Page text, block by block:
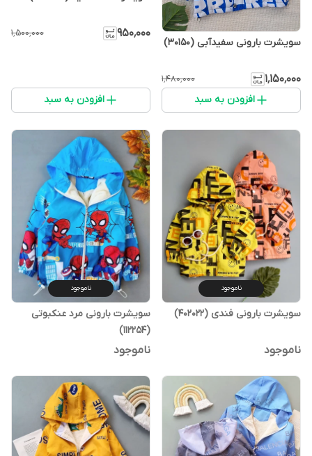
سویشرت بارونی سفیدآبی (30150)
۱٬۱۵۰٬۰۰۰ ۱٬۴۸۰٬۰۰۰
افزودن به سبد
۹۵۰٬۰۰۰ ۱٬۵۰۰٬۰۰۰
افزودن به سبد
ناموجود
سویشرت بارونی فندی (402022)
ناموجود
ناموجود
سویشرت بارونی مرد عنکبوتی
(112254)
ناموجود